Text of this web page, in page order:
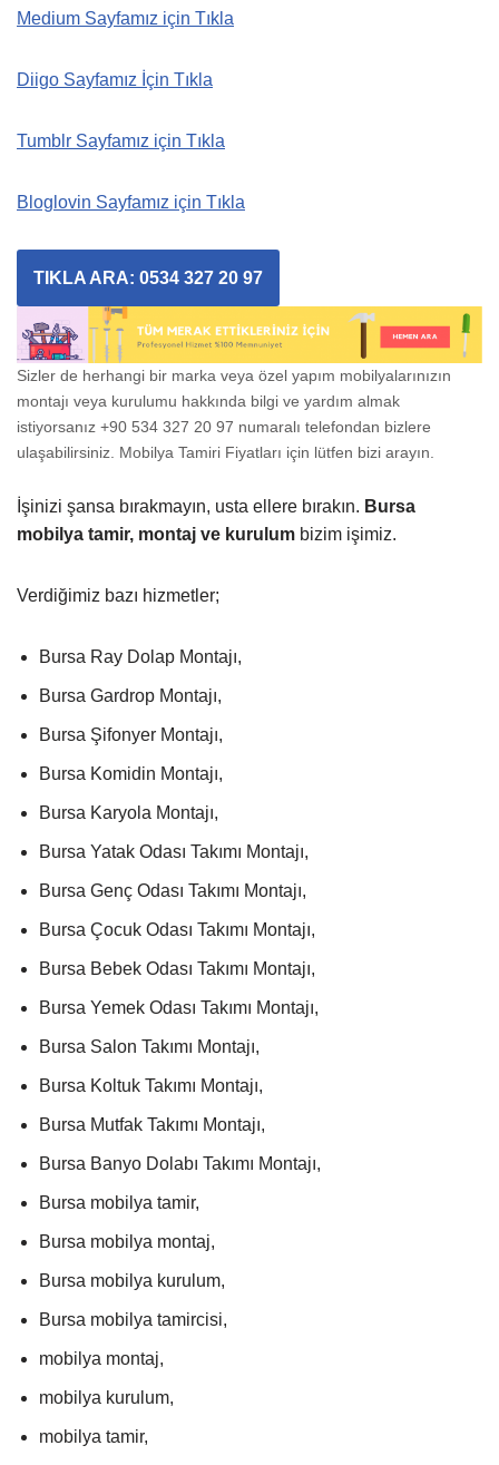
Medium Sayfamız için Tıkla
Diigo Sayfamız İçin Tıkla
Tumblr Sayfamız için Tıkla
Bloglovin Sayfamız için Tıkla
TIKLA ARA: 0534 327 20 97
Sizler de herhangi bir marka veya özel yapım mobilyalarınızın
montajı veya kurulumu hakkında bilgi ve yardım almak
istiyorsanız +90 534 327 20 97 numaralı telefondan bizlere
ulaşabilirsiniz. Mobilya Tamiri Fiyatları için lütfen bizi arayın.
İşinizi şansa bırakmayın, usta ellere bırakın. Bursa
mobilya tamir, montaj ve kurulum bizim işimiz.
Verdiğimiz bazı hizmetler;
Bursa Ray Dolap Montajı,
Bursa Gardrop Montajı,
Bursa Şifonyer Montajı,
Bursa Komidin Montajı,
Bursa Karyola Montajı,
Bursa Yatak Odası Takımı Montajı,
Bursa Genç Odası Takımı Montajı,
Bursa Çocuk Odası Takımı Montajı,
Bursa Bebek Odası Takımı Montajı,
Bursa Yemek Odası Takımı Montajı,
Bursa Salon Takımı Montajı,
Bursa Koltuk Takımı Montajı,
Bursa Mutfak Takımı Montajı,
Bursa Banyo Dolabı Takımı Montajı,
Bursa mobilya tamir,
Bursa mobilya montaj,
Bursa mobilya kurulum,
Bursa mobilya tamircisi,
mobilya montaj,
mobilya kurulum,
mobilya tamir,